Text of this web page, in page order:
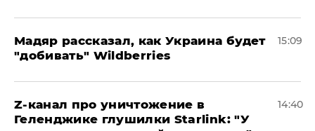
Мадяр рассказал, как Украина будет
"добивать" Wildberries
15:09
Z-канал про уничтожение в
Геленджике глушилки Starlink: "У
14:40